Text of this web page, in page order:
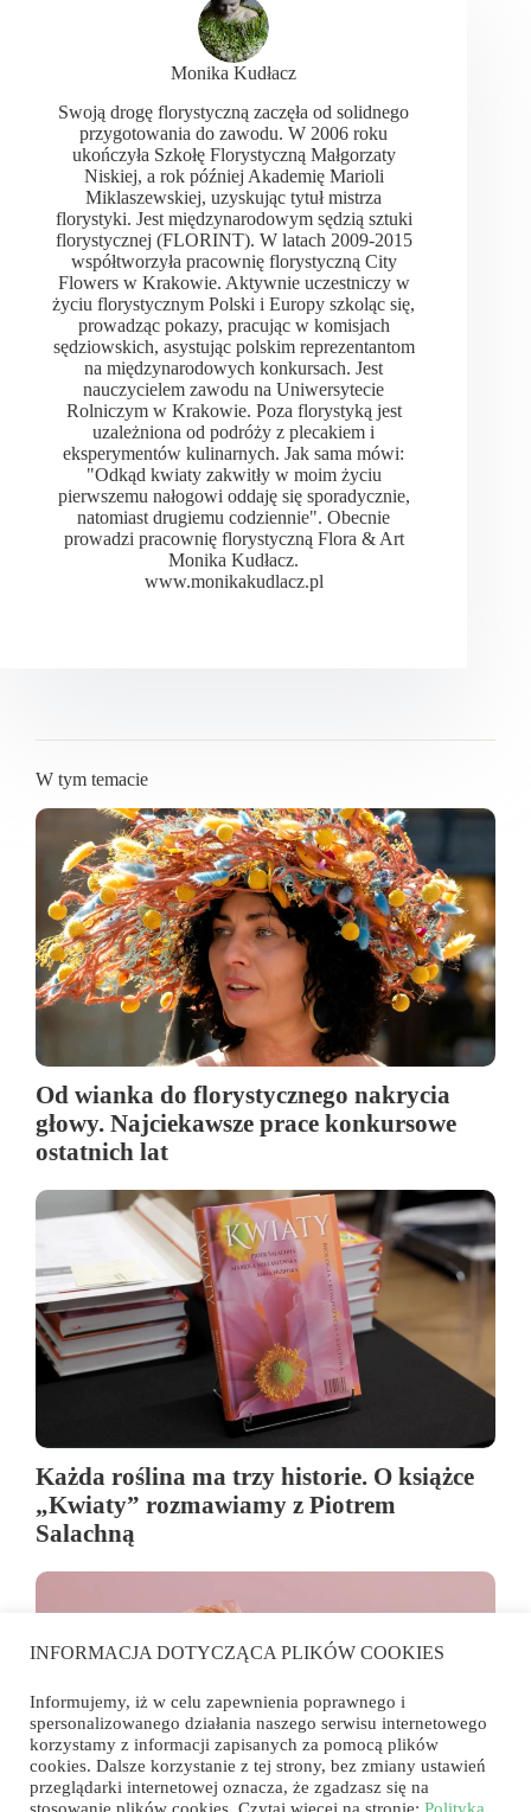
Monika Kudłacz
Swoją drogę florystyczną zaczęła od solidnego
przygotowania do zawodu. W 2006 roku
ukończyła Szkołę Florystyczną Małgorzaty
Niskiej, a rok później Akademię Marioli
Miklaszewskiej, uzyskując tytuł mistrza
florystyki. Jest międzynarodowym sędzią sztuki
florystycznej (FLORINT). W latach 2009-2015
współtworzyła pracownię florystyczną City
Flowers w Krakowie. Aktywnie uczestniczy w
życiu florystycznym Polski i Europy szkoląc się,
prowadząc pokazy, pracując w komisjach
sędziowskich, asystując polskim reprezentantom
na międzynarodowych konkursach. Jest
nauczycielem zawodu na Uniwersytecie
Rolniczym w Krakowie. Poza florystyką jest
uzależniona od podróży z plecakiem i
eksperymentów kulinarnych. Jak sama mówi:
"Odkąd kwiaty zakwitły w moim życiu
pierwszemu nałogowi oddaję się sporadycznie,
natomiast drugiemu codziennie". Obecnie
prowadzi pracownię florystyczną Flora & Art
Monika Kudłacz.
www.monikakudlacz.pl
W tym temacie
Od wianka do florystycznego nakrycia
głowy. Najciekawsze prace konkursowe
ostatnich lat
Każda roślina ma trzy historie. O książce
„Kwiaty” rozmawiamy z Piotrem
Salachną
INFORMACJA DOTYCZĄCA PLIKÓW COOKIES
Informujemy, iż w celu zapewnienia poprawnego i
spersonalizowanego działania naszego serwisu internetowego
korzystamy z informacji zapisanych za pomocą plików
cookies. Dalsze korzystanie z tej strony, bez zmiany ustawień
przeglądarki internetowej oznacza, że zgadzasz się na